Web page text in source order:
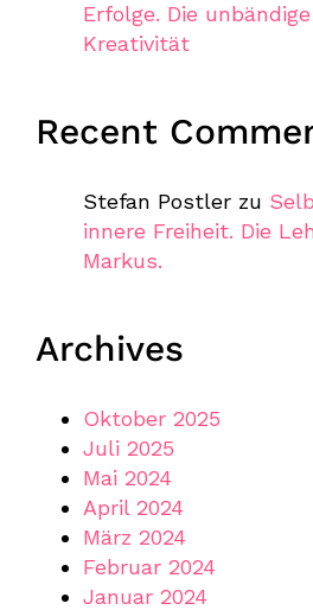
Erfolge. Die
Kreativität
Recent
Stefan Postler zu
innere Freiheit. Die
Markus.
Archives
Oktober 2025
Juli 2025
Mai 2024
April 2024
März 2024
Februar 2024
Januar 2024